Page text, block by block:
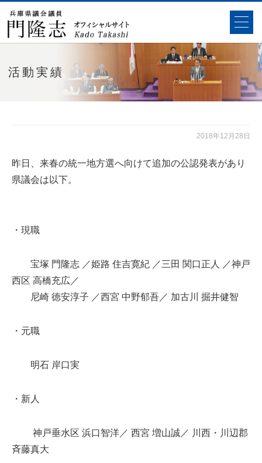
活動実績
2018年12月28日
昨日、来春の統一地方選へ向けて追加の公認発表があり
県議会は以下。
・現職
宝塚 門隆志 ／姫路 住吉寛紀 ／三田 関口正人 ／神戸
西区 高橋充広／
尼崎 徳安淳子 ／西宮 中野郁吾／ 加古川 掘井健智
・元職
明石 岸口実
・新人
神戸垂水区 浜口智洋／ 西宮 増山誠／ 川西・川辺郡
斉藤真大